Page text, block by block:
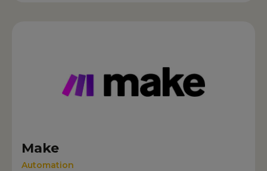
Make
Automation